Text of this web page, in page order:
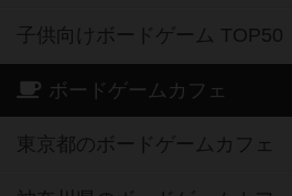
子供向けボードゲーム TOP50
ボードゲームカフェ
東京都のボードゲームカフェ